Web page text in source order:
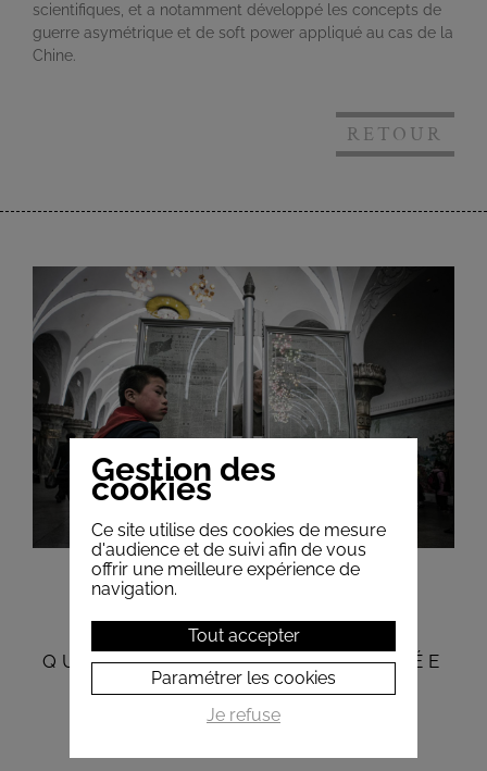
scientifiques, et a notamment développé les concepts de
guerre asymétrique et de soft power appliqué au cas de la
Chine.
RETOUR
BARTHÉLÉMY COURMONT
QUEL AVENIR POUR LA CORÉE
DU NORD
le 15 octobre 2020
Gestion des
cookies
Ce site utilise des cookies de mesure
d'audience et de suivi afin de vous
offrir une meilleure expérience de
navigation.
Tout accepter
Paramétrer les cookies
Je refuse